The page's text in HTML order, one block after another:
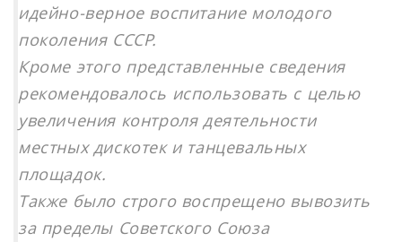
идейно-верное воспитание молодого
поколения СССР.
Кроме этого представленные сведения
рекомендовалось использовать с целью
увеличения контроля деятельности
местных дискотек и танцевальных
площадок.
Также было строго воспрещено вывозить
за пределы Советского Союза